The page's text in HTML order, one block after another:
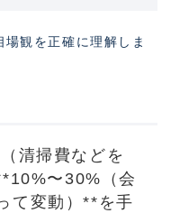
観を正確に理解しま
清掃費などを
〜30%（会
て変動）**を手